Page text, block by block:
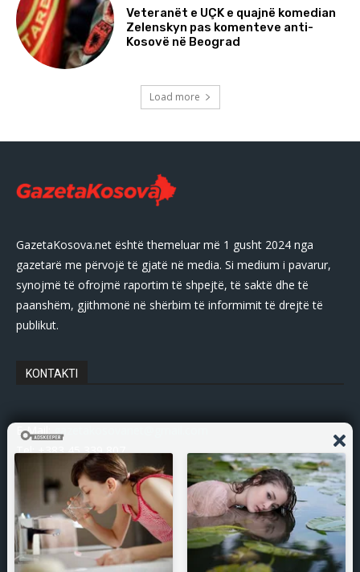
Veteranët e UÇK e quajnë komedian
Zelenskyn pas komenteve anti-
Kosovë në Beograd
Load more
GazetaKosova.net është themeluar më 1 gusht 2024 nga
gazetarë me përvojë të gjatë në media. Si medium i pavarur,
synojmë të ofrojmë raportim të shpejtë, të saktë dhe të
paanshëm, gjithmonë në shërbim të informimit të drejtë të
publikut.
KONTAKTI
E-Mail:gazetakosovanet@gmail.com
Tel: +383 45 339 807